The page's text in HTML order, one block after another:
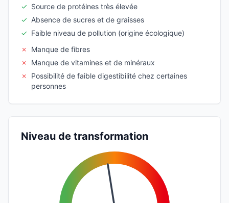
✓ Source de protéines très élevée
✓ Absence de sucres et de graisses
✓ Faible niveau de pollution (origine écologique)
✗
Manque de fibres
✗
Manque de vitamines et de minéraux
✗
Possibilité de faible digestibilité chez certaines
personnes
Niveau de transformation